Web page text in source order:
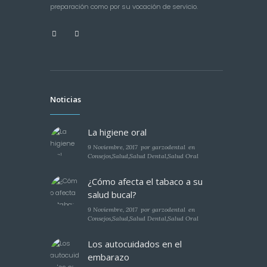
preparación como por su vocación de servicio.
Noticias
La higiene oral
9 Noviembre, 2017 porgarzodental en
Consejos,Salud,Salud Dental,Salud Oral
¿Cómo afecta el tabaco a su
salud bucal?
9 Noviembre, 2017 porgarzodental en
Consejos,Salud,Salud Dental,Salud Oral
Los autocuidados en el
embarazo